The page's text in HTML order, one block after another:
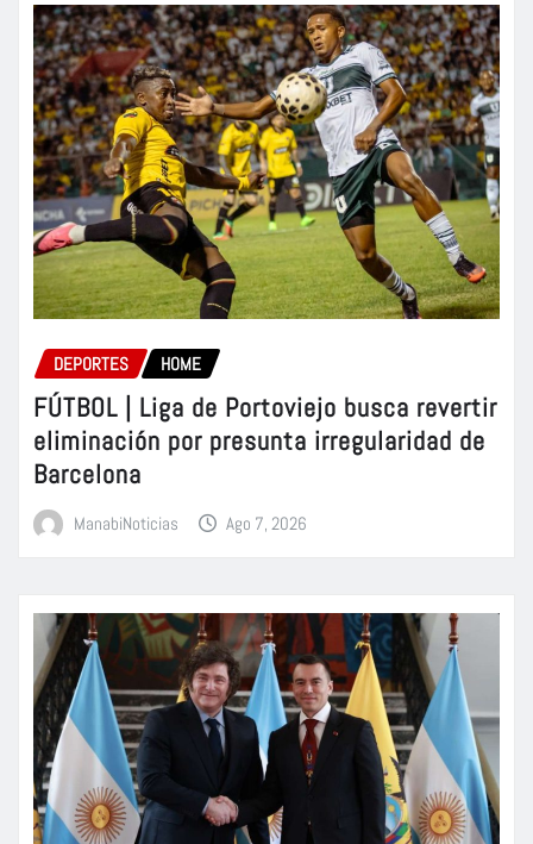
DEPORTES HOME
FÚTBOL | Liga de Portoviejo busca revertir
eliminación por presunta irregularidad de
Barcelona
ManabiNoticias Ago 7, 2026